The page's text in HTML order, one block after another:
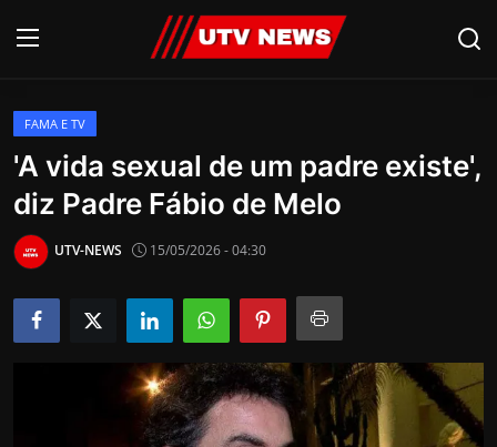
AO VIVO
PIRACICABA
CAMPINAS
LIMEIRA
ESPIRITO SANTO
FAMA E TV
'A vida sexual de um padre existe',
diz Padre Fábio de Melo
UTV-NEWS 15/05/2026 - 04:30